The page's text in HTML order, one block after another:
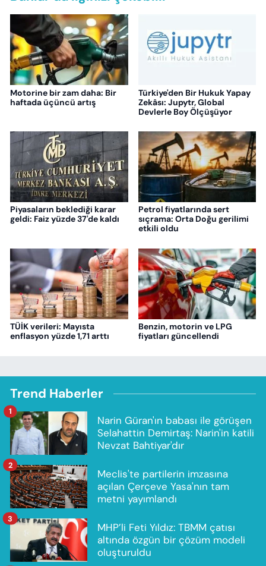
Motorine bir zam daha: Bir
haftada üçüncü artış
Türkiye'den Bir Hukuk Yapay
Zekâsı: Jupytr, Global
Devlerle Boy Ölçüşüyor
Piyasaların beklediği karar
geldi: Faiz yüzde 37'de kaldı
Petrol fiyatlarında sert
sıçrama: Orta Doğu gerilimi
etkili oldu
TÜİK verileri: Mayısta
enflasyon yüzde 1,71 arttı
Benzin, motorin ve LPG
fiyatları güncellendi
Trend Haberler
Narin Güran'ın babası ile görüşen
Selahattin Demirtaş: Narin'in katili
Nevzat Bahtiyar'dır
1
Meclis'te partilerin imzasına
açılan Çerçeve Yasa'nın tam
metni yayımlandı
2
MHP’li Feti Yıldız: TBMM çatısı
altında özgün bir çözüm modeli
oluşturuldu
3